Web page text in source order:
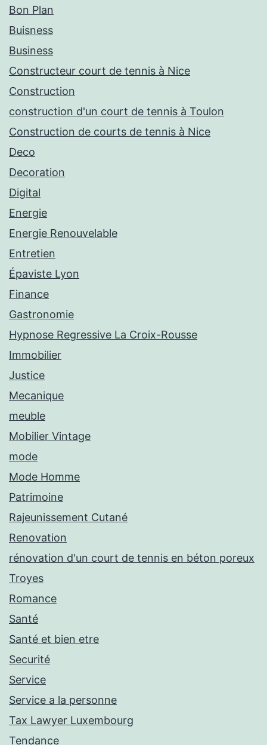
Bon Plan
Buisness
Business
Constructeur court de tennis à Nice
Construction
construction d'un court de tennis à Toulon
Construction de courts de tennis à Nice
Deco
Decoration
Digital
Energie
Energie Renouvelable
Entretien
Épaviste Lyon
Finance
Gastronomie
Hypnose Regressive La Croix-Rousse
Immobilier
Justice
Mecanique
meuble
Mobilier Vintage
mode
Mode Homme
Patrimoine
Rajeunissement Cutané
Renovation
rénovation d'un court de tennis en béton poreux
Troyes
Romance
Santé
Santé et bien etre
Securité
Service
Service a la personne
Tax Lawyer Luxembourg
Tendance